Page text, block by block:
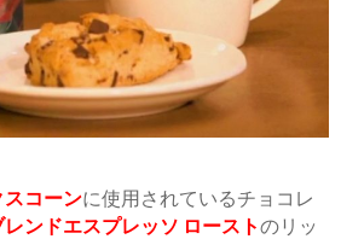
コーンに使用されているチョコレ
ンドエスプレッソ ローストのリッ